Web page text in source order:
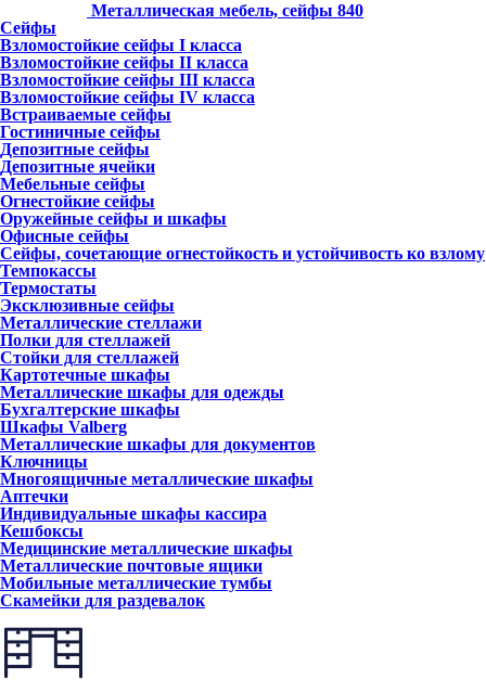
Металлическая мебель, сейфы 840
Сейфы
Взломостойкие сейфы I класса
Взломостойкие сейфы II класса
Взломостойкие сейфы III класса
Взломостойкие сейфы IV класса
Встраиваемые сейфы
Гостиничные сейфы
Депозитные сейфы
Депозитные ячейки
Мебельные сейфы
Огнестойкие сейфы
Оружейные сейфы и шкафы
Офисные сейфы
Сейфы, сочетающие огнестойкость и устойчивость ко взлому
Темпокассы
Термостаты
Эксклюзивные сейфы
Металлические стеллажи
Полки для стеллажей
Стойки для стеллажей
Картотечные шкафы
Металлические шкафы для одежды
Бухгалтерские шкафы
Шкафы Valberg
Металлические шкафы для документов
Ключницы
Многоящичные металлические шкафы
Аптечки
Индивидуальные шкафы кассира
Кешбоксы
Медицинские металлические шкафы
Металлические почтовые ящики
Мобильные металлические тумбы
Скамейки для раздевалок